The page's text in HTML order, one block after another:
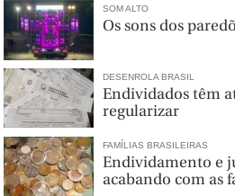
SOM ALTO
Os sons dos
DESENROLA BRASIL
Endividados têm
regularizar
FAMÍLIAS BRASILEIRAS
Endividamento e
acabando com as